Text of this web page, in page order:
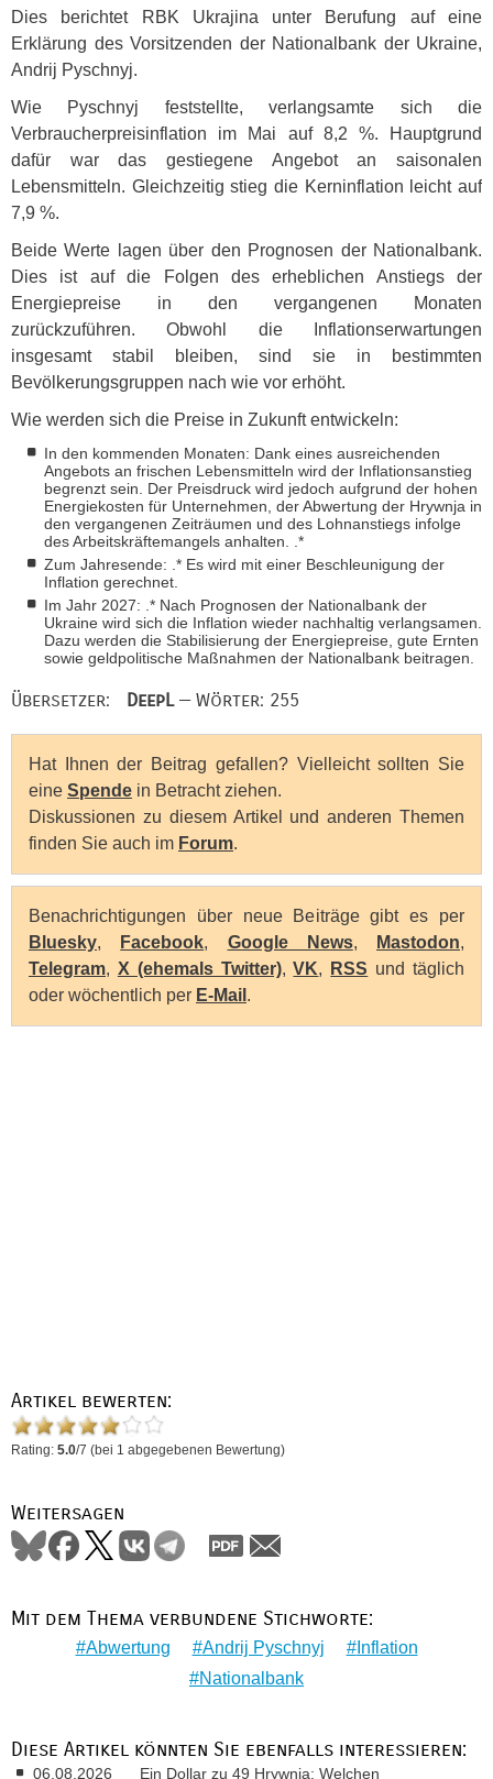
Dies berichtet
RBK Ukrajina unter Berufung auf eine
Erklärung des Vorsitzenden der Nationalbank der Ukraine,
Andrij Pyschnyj.
Wie Pyschnyj feststellte, verlangsamte sich die
Verbraucherpreisinflation im Mai auf 8,2 %. Hauptgrund
dafür war das gestiegene Angebot an saisonalen
Lebensmitteln. Gleichzeitig stieg die Kerninflation leicht auf
7,9 %.
Beide Werte lagen über den Prognosen der Nationalbank.
Dies ist auf die Folgen des erheblichen Anstiegs der
Energiepreise in den vergangenen Monaten
zurückzuführen. Obwohl die Inflationserwartungen
insgesamt stabil bleiben, sind sie in bestimmten
Bevölkerungsgruppen nach wie vor erhöht.
Wie werden sich die Preise in Zukunft entwickeln:
In den kommenden Monaten: Dank eines ausreichenden
Angebots an frischen Lebensmitteln wird der Inflationsanstieg
begrenzt sein. Der Preisdruck wird jedoch aufgrund der hohen
Energiekosten für Unternehmen, der Abwertung der Hrywnja in
den vergangenen Zeiträumen und des Lohnanstiegs infolge
des Arbeitskräftemangels anhalten. .*
Zum Jahresende: .* Es wird mit einer Beschleunigung der
Inflation gerechnet.
Im Jahr 2027: .* Nach Prognosen der Nationalbank der
Ukraine wird sich die Inflation wieder nachhaltig verlangsamen.
Dazu werden die Stabilisierung der Energiepreise, gute Ernten
sowie geldpolitische Maßnahmen der Nationalbank beitragen.
Übersetzer: DeepL— Wörter: 255
Hat Ihnen der Beitrag gefallen? Vielleicht sollten Sie
eine Spende in Betracht ziehen.
Diskussionen zu diesem Artikel und anderen Themen
finden Sie auch im Forum.
Benachrichtigungen über neue Beiträge gibt es per
Bluesky, Facebook, Google News, Mastodon,
Telegram, X (ehemals Twitter),VK, RSS und täglich
oder wöchentlich per E-Mail .
Artikel bewerten:
Rating: 5.0/7 (bei 1 abgegebenen Bewertung)
Weitersagen
Mit dem Thema verbundene Stichworte:
Abwertung Andrij Pyschnyj
Inflation
Nationalbank
Diese Artikel könnten Sie ebenfalls interessieren:
06.08.2026 Ein Dollar zu 49 Hrywnja: Welchen